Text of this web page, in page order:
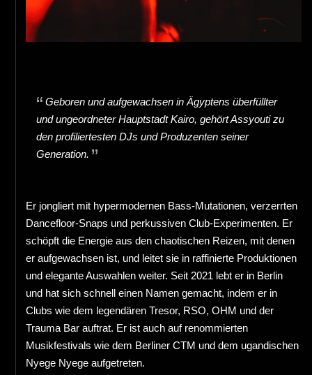
Geboren und aufgewachsen in Ägyptens überfüllter
und ungeordneter Hauptstadt Kairo, gehört Assyouti zu
den profiliertesten DJs und Produzenten seiner
Generation.
Er jongliert mit hypermodernen Bass-Mutationen, verzerrten
Dancefloor-Snaps und perkussiven Club-Experimenten. Er
schöpft die Energie aus den chaotischen Reizen, mit denen
er aufgewachsen ist, und leitet sie in raffinierte Produktionen
und elegante Auswahlen weiter. Seit 2021 lebt er in Berlin
und hat sich schnell einen Namen gemacht, indem er in
Clubs wie dem legendären Tresor, RSO, OHM und der
Trauma Bar auftrat. Er ist auch auf renommierten
Musikfestivals wie dem Berliner CTM und dem ugandischen
Nyege Nyege aufgetreten.